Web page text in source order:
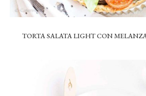
TORTA SALATA LIGHT CON